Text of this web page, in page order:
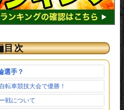
目次
∧
選手？
転車競技大会で優勝！
戦について